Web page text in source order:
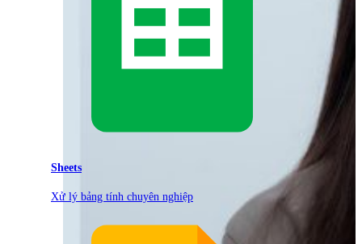
Sheets
Xử lý bảng tính chuyên nghiệp